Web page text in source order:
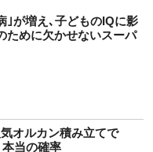
｣が増え､子どものIQに影
めに欠かせないスーパ
オルカン積み立てで
本当の確率